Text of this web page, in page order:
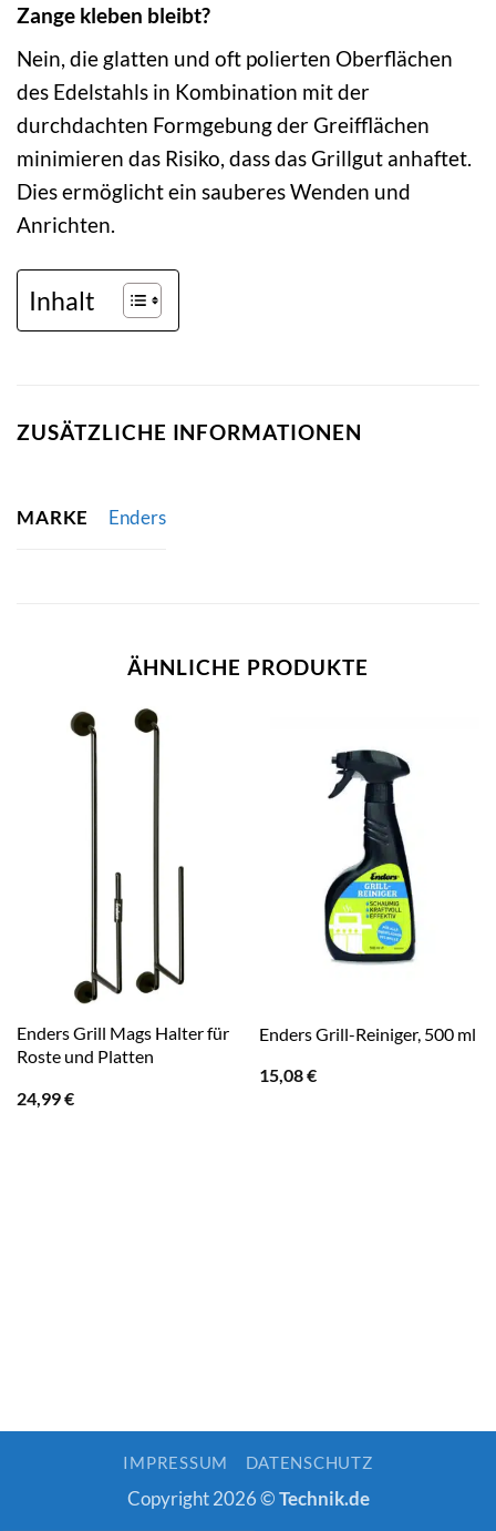
Zange kleben bleibt?
Nein, die glatten und oft polierten Oberflächen
des Edelstahls in Kombination mit der
durchdachten Formgebung der Greifflächen
minimieren das Risiko, dass das Grillgut anhaftet.
Dies ermöglicht ein sauberes Wenden und
Anrichten.
Inhalt
ZUSÄTZLICHE INFORMATIONEN
MARKE Enders
ÄHNLICHE PRODUKTE
Enders Grill Mags Halter für
Roste und Platten
24,99€
Enders Grill-Reiniger, 500 ml
15,08€
IMPRESSUM DATENSCHUTZ
Copyright 2026 ©Technik.de